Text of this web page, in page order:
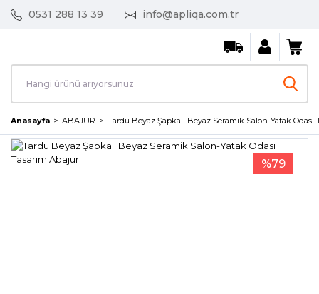
0531 288 13 39 info@apliqa.com.tr
Anasayfa ABAJUR Tardu Beyaz Şapkalı Beyaz Seramik Salon-Yatak Odası
%79